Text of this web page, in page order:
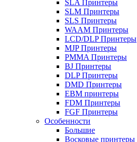
SLA Принтеры
SLM Принтеры
SLS Принтеры
WAAM Принтеры
LCD/DLP Принтеры
MJP Принтеры
PMMA Принтеры
BJ Принтеры
DLP Принтеры
DMD Принтеры
EBM принтеры
FDM Принтеры
FGF Принтеры
Особенности
Большие
Восковые принтеры